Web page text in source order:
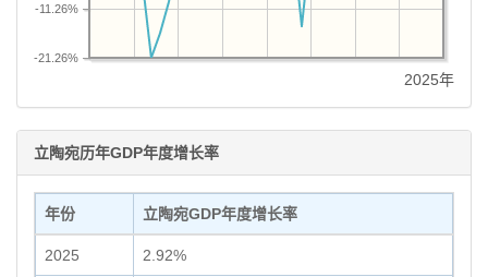
-21.26%
-11.26%
2025年
立陶宛历年GDP年度增长率
年份 立陶宛GDP年度增长率
2025 2.92%